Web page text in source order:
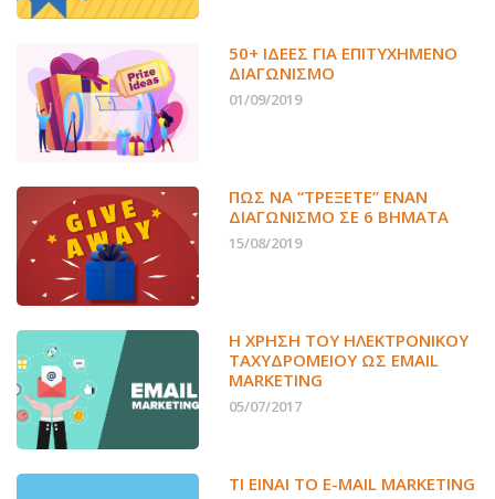
50+ ΙΔΕΕΣ ΓΙΑ ΕΠΙΤΥΧΗΜΕΝΟ
ΔΙΑΓΩΝΙΣΜΟ
01/09/2019
ΠΏΣ ΝΑ “ΤΡΈΞΕΤΕ” ΈΝΑΝ
ΔΙΑΓΩΝΙΣΜΌ ΣΕ 6 ΒΉΜΑΤΑ
15/08/2019
Η ΧΡΉΣΗ ΤΟΥ ΗΛΕΚΤΡΟΝΙΚΟΎ
ΤΑΧΥΔΡΟΜΕΊΟΥ ΩΣ EMAIL
MARKETING
05/07/2017
ΤΙ ΕΊΝΑΙ ΤΟ E-MAIL MARKETING